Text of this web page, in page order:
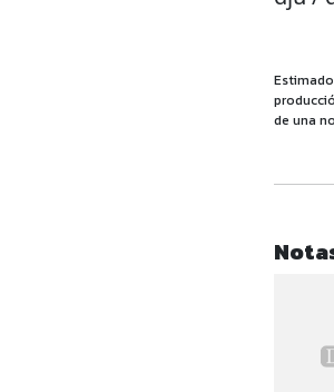
de una